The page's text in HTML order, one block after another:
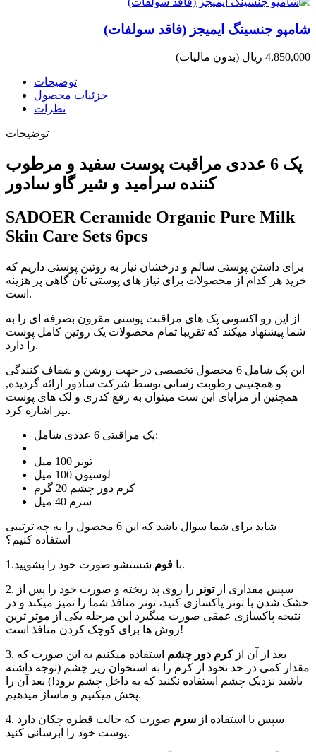
شامپو جنسینگ ایمیجز (فاقد سولفات)
4,850,000 ریال (بدون مالیات)
توضیحات
جزئیات محصول
نظرات
توضیحات
پک 6 عددی مراقبت پوست سفید و مرطوب
کننده سرامید و شیر گاو سادور
SADOER Ceramide Organic Pure Milk
Skin Care Sets 6pcs
برای داشتن پوستی سالم و درخشان نیاز به روتین پوستی داریم که
خرید هر کدام از محصولات برای نیاز های پوستی تان گاهی پر هزینه
است.
از این رو اکسونی پک های مراقبت پوستی مقرون بصرفه ای را به
شما پیشنهاد میکند که تقریبا تمام محصولات یک روتین کامل پوست
را دارد.
این پک شامل 6 محصول تخصصی در جهت روشن و شفاف کنندگی
و همچنینی رطوبت رسانی توسط شرکت سادور ارائه گردیده,
همچنین از مزایای این ست میتوان به رفع کدری و لک های پوست
نیز اشاره کرد.
پک مراقبتی 6 عددی شامل:
تونر 100 میل
لوسیون 100 میل
کرم دور چشم 20 گرم
سرم 40 میل
شاید برای شما سوال باشد که این 6 محصول را به چه ترتیبی
استفاده کنیم؟
1.با فوم شستشو صورت خود را بشویید.
2. سپس مقداری ازتونر را روی پد ریخته و صورت خود را پس از
خشک شدن با تونر پاکسازی کنید، تونر منافذ شما را تمیز میکند و در
نتیجه پاکسازی عمقی صورت میگیرد این مرحله یکی از موثر ترین
روش ها برای کوچک کردن منافذ است!
3. بعد از آن ازکرم دور چشم استفاده میکنیم به این صورت که
مقدار کمی در حد نخود از کرم را به استخوان زیر چشم (توجه داشته
باشید نزدیک چشم استفاده نکنید که به داخل چشم برود!) بعد آن را
پخش میکنیم و ماساژ میدهیم.
4. سپس با استفاده از سرم صورت که حالت قطره چکان دارد
پوست خود را ابرسانی کنید.